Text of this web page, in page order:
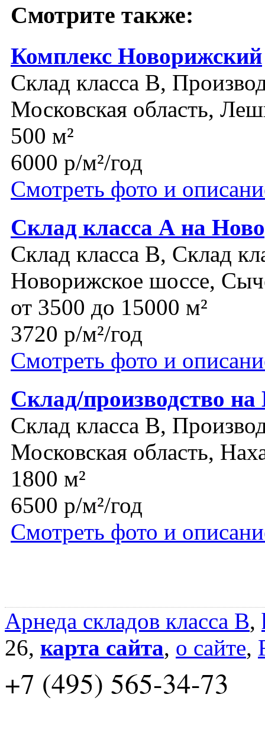
Смотрите также:
Комплекс Новорижский
Склад класса B,
Московская область,
500 м²
6000 р/м²/год
Смотреть фото и
Склад класса А на
Склад класса B, Склад
Новорижское шоссе,
от 3500 до 15000 м²
3720 р/м²/год
Смотреть фото и
Склад/производство
Склад класса B,
Московская область,
1800 м²
6500 р/м²/год
Смотреть фото и
Арнеда складов класса B,
26, карта сайта, о сайте,
+7 (495) 565-34-73